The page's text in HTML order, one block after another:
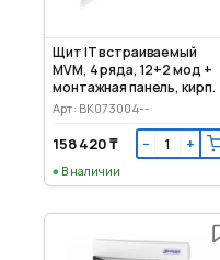
Щит IT встраиваемый
MVM, 4 ряда, 12+2 мод +
монтажная панель, кирп.
Арт: BK073004--
158 420 ₸ − +
В наличии